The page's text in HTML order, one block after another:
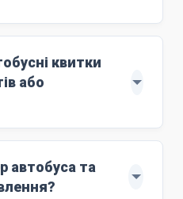
квитки
або
дітей віком до 10
ціна дитячого
грн
. Дитяче лежаче
автобуса та